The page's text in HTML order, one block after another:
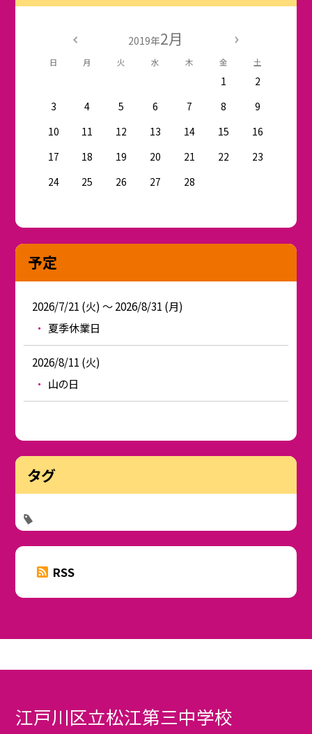
2019年2月
日 月 火 水 木 金 土
1
2
3
4 5 6 7 8
9
10
11 12 13 14 15
16
17
18 19 20 21 22
23
24
25 26 27 28
予定
2026/7/21 (火) ～ 2026/8/31 (月)
夏季休業日
2026/8/11 (火)
山の日
タグ
RSS
江戸川区立松江第三中学校